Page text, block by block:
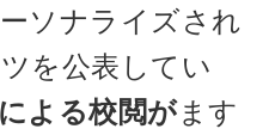
ソナライズされ
を公表してい
よる校閲がます